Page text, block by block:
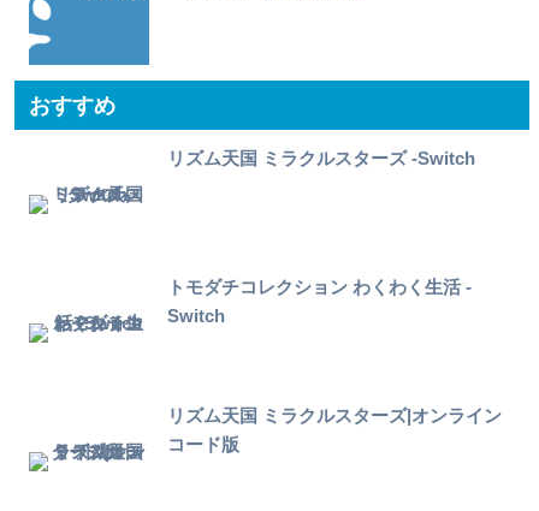
おすすめ
リズム天国 ミラクルスターズ -Switch
トモダチコレクション わくわく生活 -
Switch
リズム天国 ミラクルスターズ|オンライン
コード版